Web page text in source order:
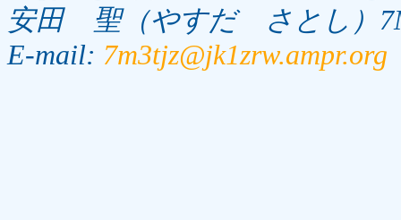
安田 聖（やすだ さとし）
E-mail: 7m3tjz@jk1zrw.ampr.org